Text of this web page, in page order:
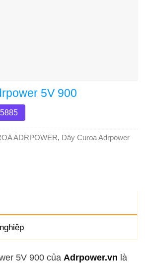
5V 900
ADRPOWER, Dây Curoa Adrpower
5V 900 của Adrpower.vn là